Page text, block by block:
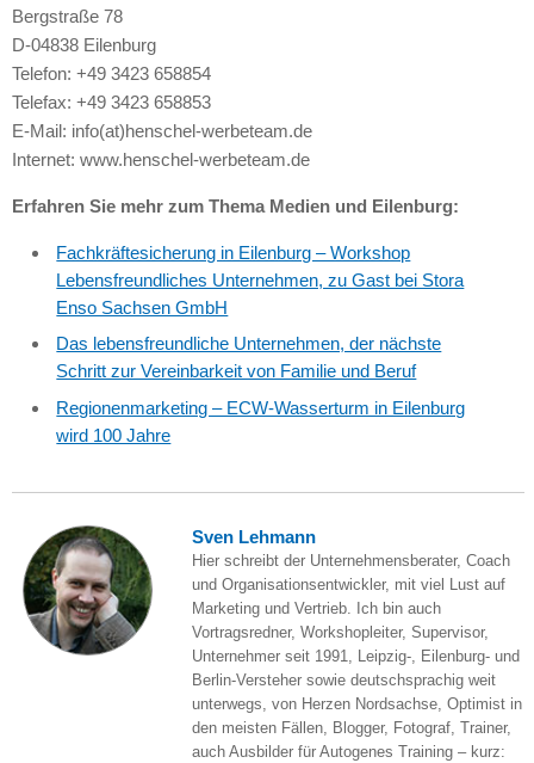
Bergstraße 78
D-04838 Eilenburg
Telefon: +49 3423 658854
Telefax: +49 3423 658853
E-Mail: info(at)henschel-werbeteam.de
Internet: www.henschel-werbeteam.de
Erfahren Sie mehr zum Thema Medien und Eilenburg:
Fachkräftesicherung in Eilenburg – Workshop
Lebensfreundliches Unternehmen, zu Gast bei Stora
Enso Sachsen GmbH
Das lebensfreundliche Unternehmen, der nächste
Schritt zur Vereinbarkeit von Familie und Beruf
Regionenmarketing – ECW-Wasserturm in Eilenburg
wird 100 Jahre
Sven Lehmann
Hier schreibt der Unternehmensberater, Coach
und Organisationsentwickler, mit viel Lust auf
Marketing und Vertrieb. Ich bin auch
Vortragsredner, Workshopleiter, Supervisor,
Unternehmer seit 1991, Leipzig-, Eilenburg- und
Berlin-Versteher sowie deutschsprachig weit
unterwegs, von Herzen Nordsachse, Optimist in
den meisten Fällen, Blogger, Fotograf, Trainer,
auch Ausbilder für Autogenes Training – kurz: